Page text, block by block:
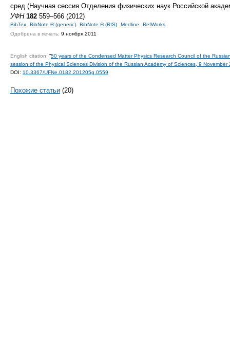
сред (Научная сессия Отделения физических наук Российской
УФН 182 559–566 (2012)
BibTex BibNote ® (generic) BibNote ® (RIS) Medline
RefWorks
Одобрена в печать: 9 ноября 2011
English citation: “50 years of the Condensed Matter Physics Research Council of the
session of the Physical Sciences Division of the Russian Academy of Sciences, 9 November
DOI: 10.3367/UFNe.0182.201205g.0559
Похожие статьи (20)